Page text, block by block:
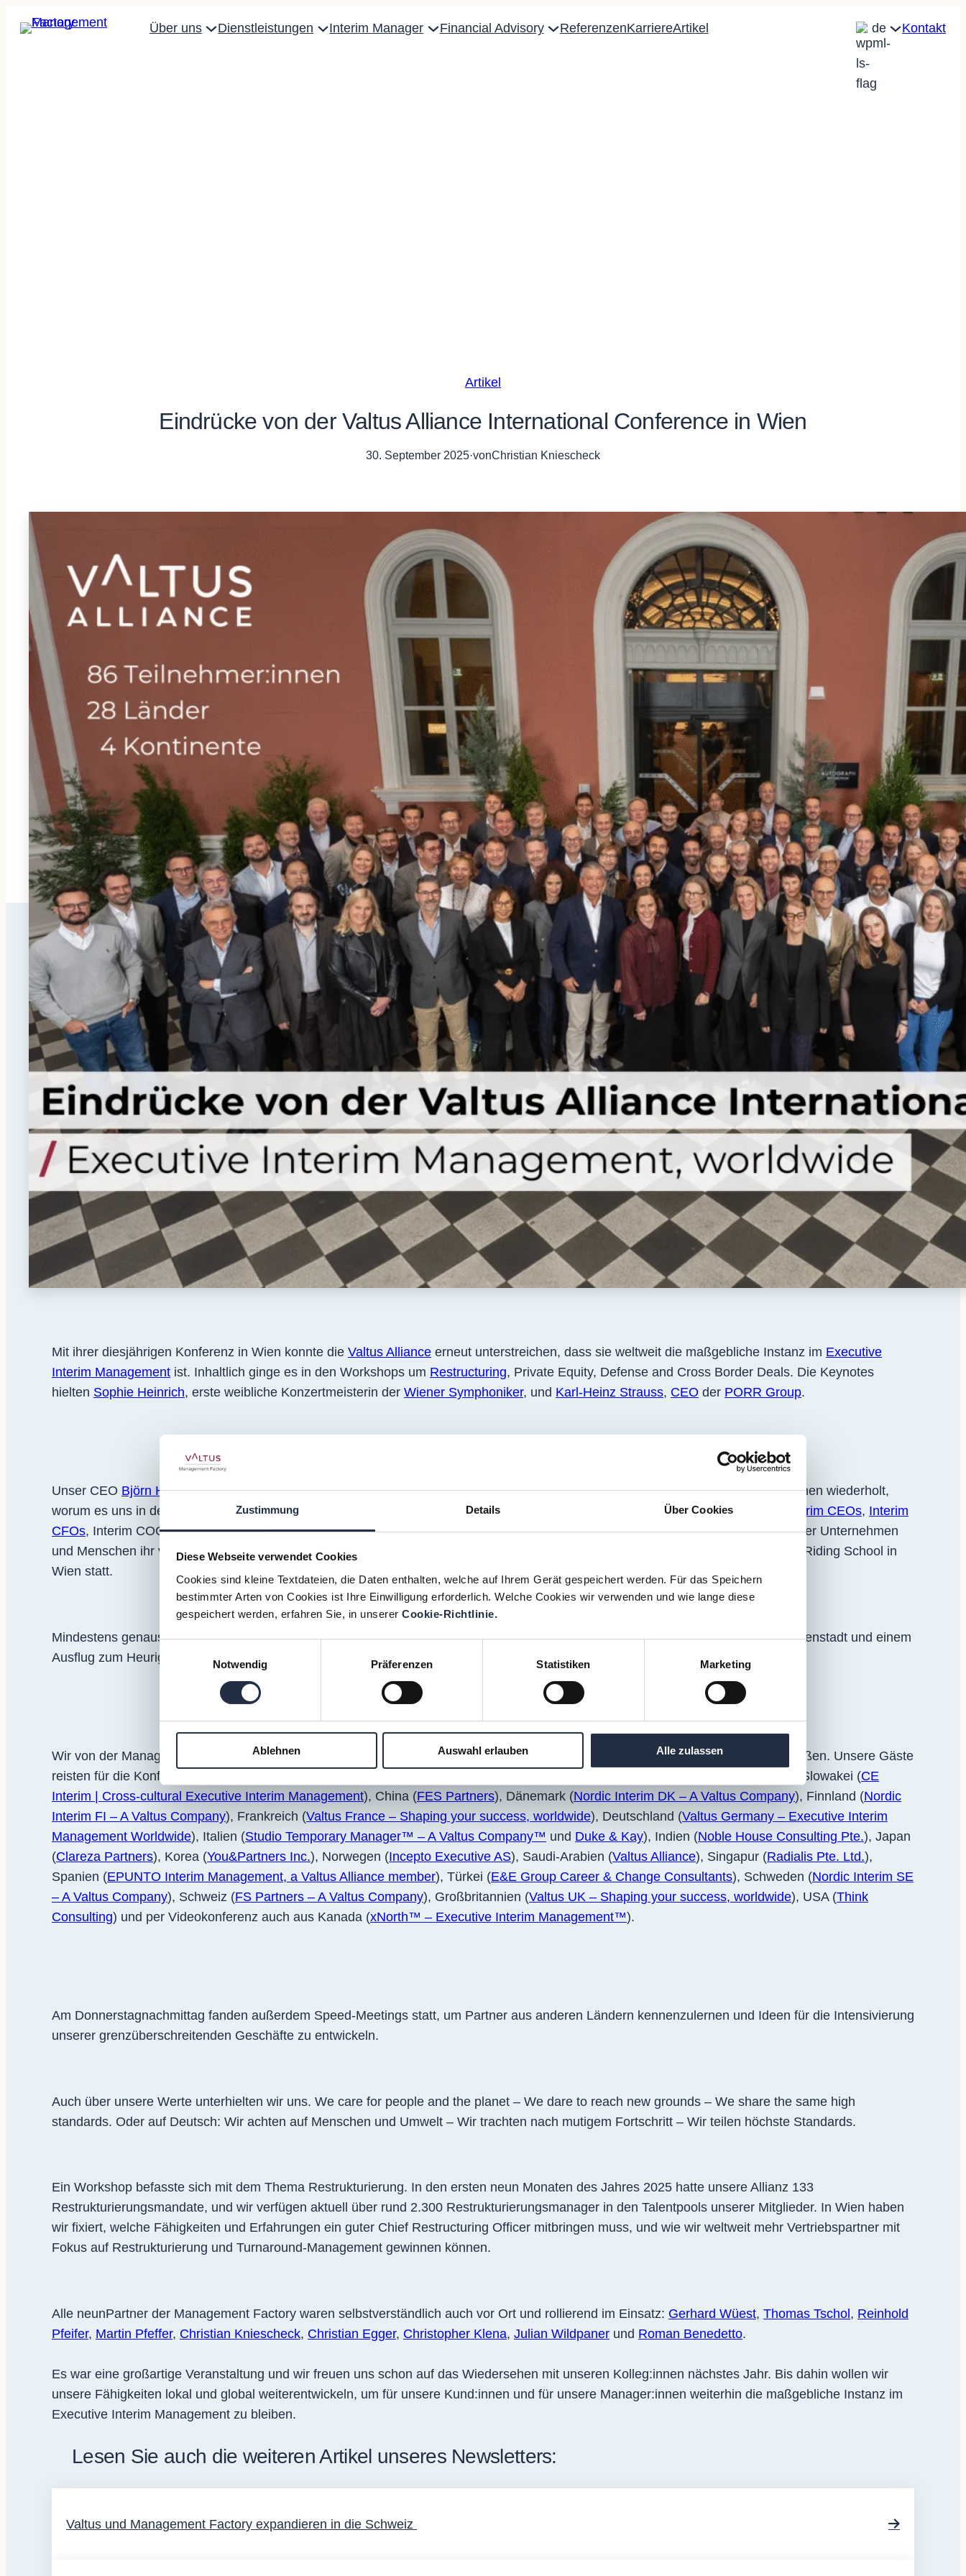
Zustimmung Details Über Cookies
Diese Webseite verwendet Cookies
Cookies sind kleine Textdateien, die Daten enthalten, welche auf Ihrem Gerät gespeichert werden. Für das Speichern
bestimmter Arten von Cookies ist Ihre Einwilligung erforderlich. Welche Cookies wir verwenden und wie lange diese
gespeichert werden, erfahren Sie, in unserer Cookie-Richtlinie.
Notwendig
Präferenzen Statistiken Marketing
Ablehnen Auswahl erlauben Alle zulassen
Über uns Dienstleistungen Interim Manager Financial Advisory ReferenzenKarriereArtikel de Kontakt
Artikel
Eindrücke von der Valtus Alliance International Conference in Wien
30. September 2025·vonChristian Kniescheck
Mit ihrer diesjährigen Konferenz in Wien konnte die Valtus Alliance erneut unterstreichen, dass sie weltweit die maßgebliche Instanz im Executive
Interim Management ist. Inhaltlich ginge es in den Workshops um Restructuring, Private Equity, Defense and Cross Border Deals. Die Keynotes
hielten Sophie Heinrich, erste weibliche Konzertmeisterin der Wiener Symphoniker, und Karl-Heinz Strauss, CEO der PORR Group.
Unser CEO Björn Henriksson, der Valtus GründerPhilippe SoullierundAymeric Bas, International Chief Revenue Officer, unterstrichen wiederholt,
worum es uns in der Allianz geht: Wir wollen unsere Kunden und Kundinnen weltweit unterstützen und ihren Erfolg mit unseren
nterim CEOs, Interim
CFOs, Interim COOs und Interim Spezialist:innen mitgestalten. Der Zweck von Valtus ist die Gestaltung einer positiven Zukunft, in der Unternehmen
und Menschen ihr volles Potenzial entfalten können. Die Konferenz mit 86 Teilnehmer:innen aus 28 Ländern fand im Hotel Imperial Riding School in
Wien statt.
Mindestens genauso wichtig wie die inhaltlichen Komponenten war das Vernetzen und Socializen bei einer Treasure Hunt in der Innenstadt und einem
Ausflug zum Heurigen nach Grinzing mit der Oldtimer Bim quer durch Wien.
Wir von der Management Factory durften die Veranstaltung heuer organisieren und unsere Kolleg:innen aus der ganzen Welt begrüßen. Unsere Gäste
reisten für die Konferenz an aus Australien (
), der Slowakei (CE
Interim | Cross-cultural Executive Interim Management), China (FES Partners), Dänemark (Nordic Interim DK – A Valtus Company), Finnland (Nordic
Interim FI – A Valtus Company), Frankreich (Valtus France – Shaping your success, worldwide), Deutschland (Valtus Germany – Executive Interim
Management Worldwide), Italien (Studio Temporary Manager™ – A Valtus Company™ und Duke & Kay), Indien (Noble House Consulting Pte.), Japan
(Clareza Partners), Korea (You&Partners Inc.), Norwegen (Incepto Executive AS), Saudi-Arabien (Valtus Alliance), Singapur (Radialis Pte. Ltd.),
Spanien (EPUNTO Interim Management, a Valtus Alliance member), Türkei (E&E Group Career & Change Consultants), Schweden (Nordic Interim SE
– A Valtus Company), Schweiz (FS Partners – A Valtus Company), Großbritannien (Valtus UK – Shaping your success, worldwide), USA (Think
Consulting) und per Videokonferenz auch aus Kanada (xNorth™ – Executive Interim Management™).
Am Donnerstagnachmittag fanden außerdem Speed-Meetings statt, um Partner aus anderen Ländern kennenzulernen und Ideen für die Intensivierung
unserer grenzüberschreitenden Geschäfte zu entwickeln.
Auch über unsere Werte unterhielten wir uns. We care for people and the planet – We dare to reach new grounds – We share the same high
standards. Oder auf Deutsch: Wir achten auf Menschen und Umwelt – Wir trachten nach mutigem Fortschritt – Wir teilen höchste Standards.
Ein Workshop befasste sich mit dem Thema Restrukturierung. In den ersten neun Monaten des Jahres 2025 hatte unsere Allianz 133
Restrukturierungsmandate, und wir verfügen aktuell über rund 2.300 Restrukturierungsmanager in den Talentpools unserer Mitglieder. In Wien haben
wir fixiert, welche Fähigkeiten und Erfahrungen ein guter Chief Restructuring Officer mitbringen muss, und wie wir weltweit mehr Vertriebspartner mit
Fokus auf Restrukturierung und Turnaround-Management gewinnen können.
Alle neunPartner der Management Factory waren selbstverständlich auch vor Ort und rollierend im Einsatz: Gerhard Wüest, Thomas Tschol, Reinhold
Pfeifer, Martin Pfeffer, Christian Kniescheck, Christian Egger, Christopher Klena, Julian Wildpaner und Roman Benedetto.
Es war eine großartige Veranstaltung und wir freuen uns schon auf das Wiedersehen mit unseren Kolleg:innen nächstes Jahr. Bis dahin wollen wir
unsere Fähigkeiten lokal und global weiterentwickeln, um für unsere Kund:innen und für unsere Manager:innen weiterhin die maßgebliche Instanz im
Executive Interim Management zu bleiben.
Lesen Sie auch die weiteren Artikel unseres Newsletters:
Valtus und Management Factory expandieren in die Schweiz